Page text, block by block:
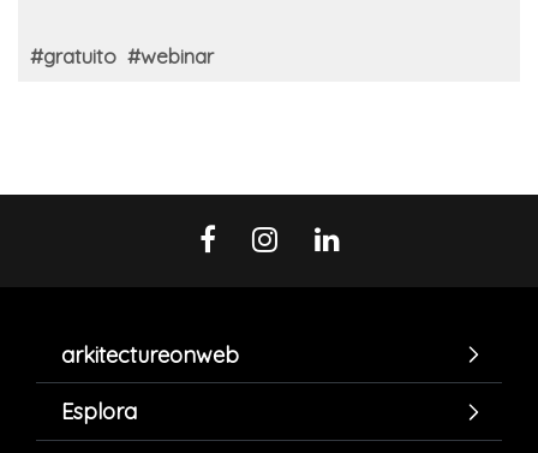
#gratuito #webinar
arkitectureonweb
Esplora